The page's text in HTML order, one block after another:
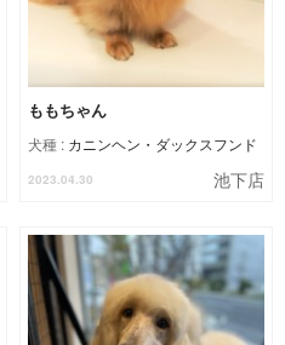
ももちゃん
犬種 : カニンヘン・ダックスフンド
2023.04.30 池下店